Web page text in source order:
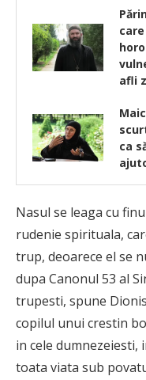
afli
ca
Nasul se leaga cu
rudenie spirituala,
trup, deoarece el se
dupa Canonul 53 al
trupesti, spune
copilul unui crestin
in cele dumnezeiesti,
toata viata sub